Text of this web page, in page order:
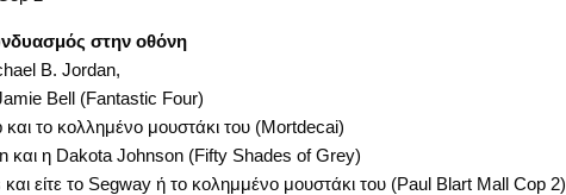
στην οθόνη
B. Jordan,
Bell (Fantastic Four)
το κολλημένο μουστάκι του (Mortdecai)
και η Dakota Johnson (Fifty Shades of Grey)
είτε το Segway ή το κολημμένο μουστάκι του (Paul Blart Mall Cop 2)